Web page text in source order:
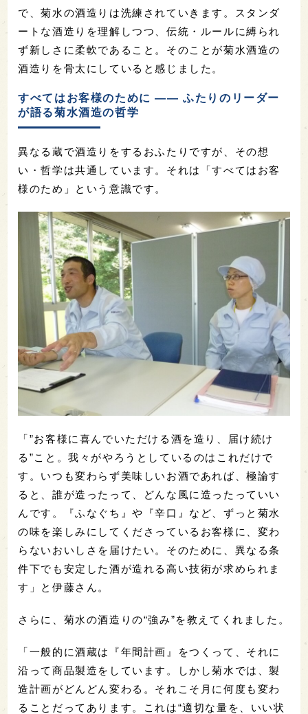
で、菊水の酒造りは洗練されていきます。スタンダ
ートな酒造りを理解しつつ、伝統・ルールに縛られ
ず新しさに柔軟であること。そのことが菊水酒造の
酒造りを骨太にしていると感じました。
すべてはお客様のために ―― ふたりのリーダー
が語る菊水酒造の哲学
異なる蔵で酒造りをするおふたりですが、その想
い・哲学は共通しています。それは「すべてはお客
様のため」という意識です。
「”お客様に喜んでいただける酒を造り、届け続け
る”こと。我々がやろうとしているのはこれだけで
す。いつも変わらず美味しいお酒であれば、極論す
ると、誰が造ったって、どんな風に造ったっていい
んです。『ふなぐち』や『辛口』など、ずっと菊水
の味を楽しみにしてくださっているお客様に、変わ
らないおいしさを届けたい。そのために、異なる条
件下でも安定した酒が造れる高い技術が求められま
す」と伊藤さん。
さらに、菊水の酒造りの“強み”を教えてくれました。
「一般的に酒蔵は『年間計画』をつくって、それに
沿って商品製造をしています。しかし菊水では、製
造計画がどんどん変わる。それこそ月に何度も変わ
ることだってあります。これは“適切な量を、いい状